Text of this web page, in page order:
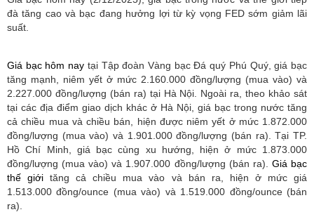
đà tăng cao và bạc đang hưởng lợi từ kỳ vọng FED sớm giảm lãi
suất.
Giá bạc hôm nay tại Tập đoàn Vàng bạc Đá quý Phú Quý, giá bạc
tăng mạnh, niêm yết ở mức 2.160.000 đồng/lượng (mua vào) và
2.227.000 đồng/lượng (bán ra) tại Hà Nội. Ngoài ra, theo khảo sát
tại các địa điểm giao dịch khác ở Hà Nội, giá bạc trong nước tăng
cả chiều mua và chiều bán, hiện được niêm yết ở mức 1.872.000
đồng/lượng (mua vào) và 1.901.000 đồng/lượng (bán ra). Tại TP.
Hồ Chí Minh, giá bạc cùng xu hướng, hiện ở mức 1.873.000
đồng/lượng (mua vào) và 1.907.000 đồng/lượng (bán ra). Giá bạc
thế giới tăng cả chiều mua vào và bán ra, hiện ở mức giá
1.513.000 đồng/ounce (mua vào) và 1.519.000 đồng/ounce (bán
ra).